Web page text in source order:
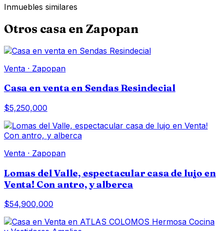
Inmuebles similares
Otros casa en Zapopan
Venta · Zapopan
Casa en venta en Sendas Resindecial
$5,250,000
Venta · Zapopan
Lomas del Valle, espectacular casa de lujo en
Venta! Con antro, y alberca
$54,900,000